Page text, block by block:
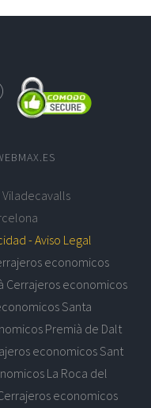
-Aviso Legal
economicos
Cerrajeros economicos
Santa
Premià de Dalt
economicos Sant
La Roca del
economicos